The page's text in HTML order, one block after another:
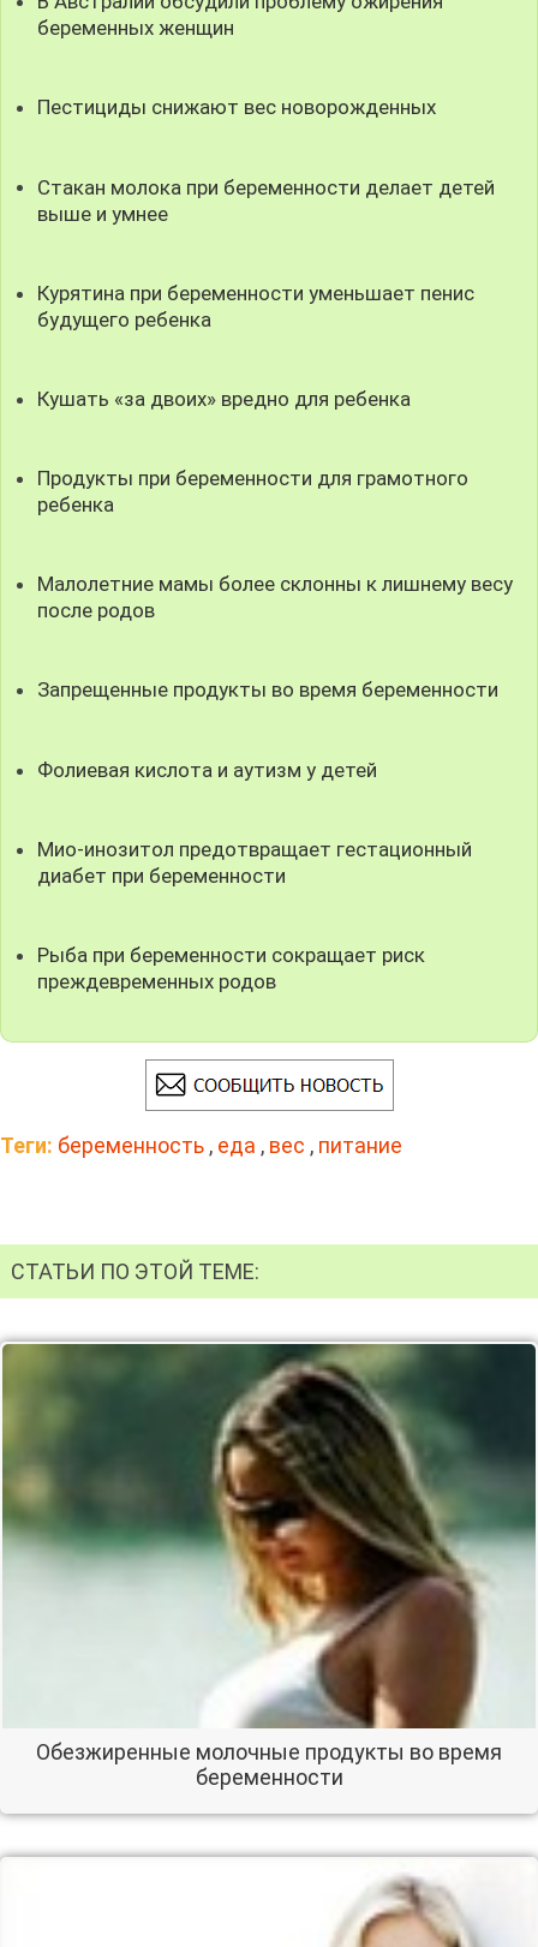
беременных женщин
Пестициды снижают вес новорожденных
Стакан молока при беременности делает детей
выше и умнее
Курятина при беременности уменьшает пенис
будущего ребенка
Кушать «за двоих» вредно для ребенка
Продукты при беременности для грамотного
ребенка
Малолетние мамы более склонны к лишнему весу
после родов
Запрещенные продукты во время беременности
Фолиевая кислота и аутизм у детей
Мио-инозитол предотвращает гестационный
диабет при беременности
Рыба при беременности сокращает риск
преждевременных родов
Теги: беременность , еда , вес , питание
СТАТЬИ ПО ЭТОЙ ТЕМЕ:
Обезжиренные молочные продукты во время
беременности